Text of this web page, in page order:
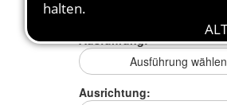
Ausführung:
Ausführung wählen
Ausrichtung: